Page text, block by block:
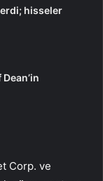
hisseler
Corp. ve